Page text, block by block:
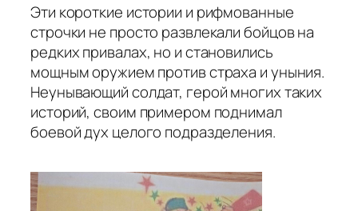
Эти короткие истории и рифмованные
строчки не просто развлекали бойцов на
редких привалах, но и становились
мощным оружием против страха и уныния.
Неунывающий солдат, герой многих таких
историй, своим примером поднимал
боевой дух целого подразделения.